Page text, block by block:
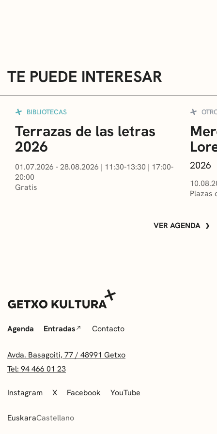
TE PUEDE INTERESAR
BIBLIOTECAS
Terrazas de las letras
2026
01.07.2026 - 28.08.2026 | 11:30-13:30 | 17:00-
20:00
Gratis
2026
Plazas
VER AGENDA
Agenda Entradas Contacto
Avda. Basagoiti, 77 / 48991 Getxo
Tel: 94 466 01 23
Instagram X Facebook YouTube
EuskaraCastellano